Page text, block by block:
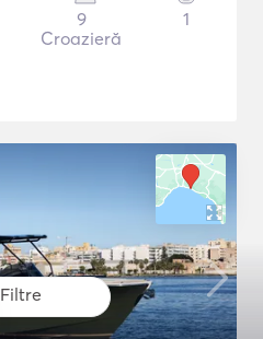
Filtre
9
Croazieră
1